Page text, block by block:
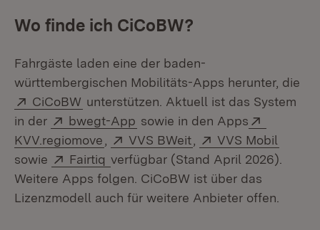
Wo finde ich CiCoBW?
Fahrgäste laden eine der baden-
württembergischen Mobilitäts-Apps herunter, die
Extern:
CiCoBW (Öffnet in neuem Fenster)
unterstützen. Aktuell ist das System
in der
Extern:
bwegt-App (Öffnet in neuem Fenster)
sowie in den Apps
KVV.regiomove (Öffnet in neuem Fenster)
Extern:
VVS BWeit (Öffnet in neuem
Extern:
VVS Mobil
sowie
Extern:
Fairtiq (Öffnet in neuem Fenster)
verfügbar (Stand April 2026).
Weitere Apps folgen. CiCoBW ist über das
Lizenzmodell auch für weitere Anbieter offen.